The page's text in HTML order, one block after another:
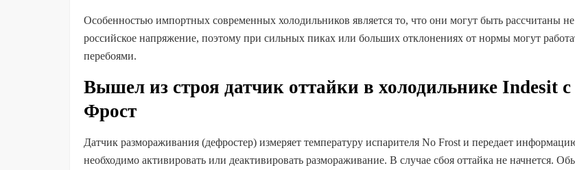
Особенностью импортных современных холодильников является то, что они могут быть рассчитаны
российское напряжение, поэтому при сильных пиках или больших отклонениях от нормы могут
перебоями.
Вышел из строя датчик оттайки в холодильнике Indesit
Фрост
Датчик размораживания (дефростер) измеряет температуру испарителя No Frost и передает
необходимо активировать или деактивировать размораживание. В случае сбоя оттайка не начнется.